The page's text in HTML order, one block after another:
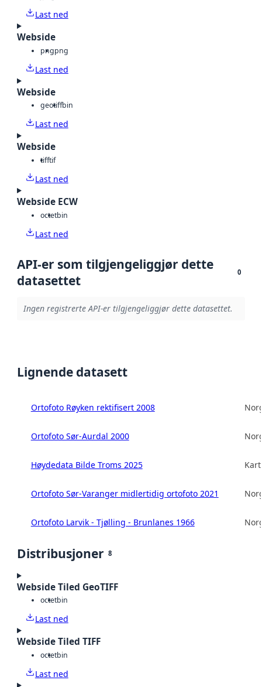
Last ned
Webside
pngpng
Last ned
Webside
geotiffbin
Last ned
Webside
tifftif
Last ned
Webside ECW
octetbin
Last ned
API-er som tilgjengeliggjør dette
datasettet
0
Ingen registrerte API-er tilgjengeliggjør dette datasettet.
Lignende datasett
Ortofoto Røyken rektifisert 2008
Ortofoto Sør-Aurdal 2000
Høydedata Bilde Troms 2025
Ortofoto Sør-Varanger midlertidig ortofoto 2021
Ortofoto Larvik - Tjølling - Brunlanes 1966
Distribusjoner 8
Webside Tiled GeoTIFF
octetbin
Last ned
Webside Tiled TIFF
octetbin
Last ned